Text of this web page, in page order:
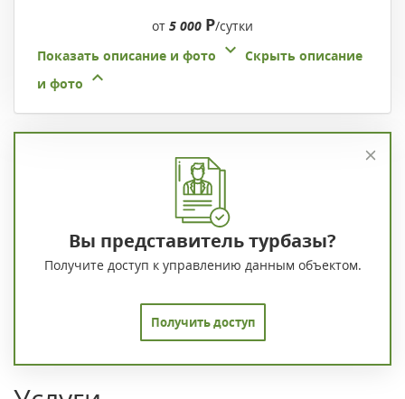
от 5 000 Р/сутки
Показать описание и фото
Скрыть описание
и фото
Вы представитель турбазы?
Получите доступ к управлению данным объектом.
Получить доступ